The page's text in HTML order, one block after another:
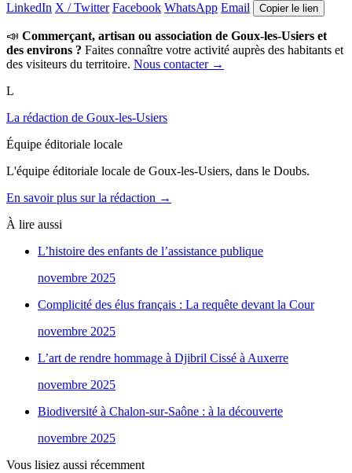
LinkedIn X / Twitter Facebook WhatsApp Email Copier le lien
📣 Commerçant, artisan ou association de Goux-les-Usiers et
des environs ? Faites connaître votre activité auprès des habitants et
des visiteurs du territoire. Nous contacter →
L
La rédaction de Goux-les-Usiers
Équipe éditoriale locale
L'équipe éditoriale locale de Goux-les-Usiers, dans le Doubs.
En savoir plus sur la rédaction →
À lire aussi
L’histoire des enfants de l’assistance publique
novembre 2025
Complicité des élus français : La requête devant la Cour
novembre 2025
L’art de rendre hommage à Djibril Cissé à Auxerre
novembre 2025
Biodiversité à Chalon-sur-Saône : à la découverte
novembre 2025
Vous lisiez aussi récemment